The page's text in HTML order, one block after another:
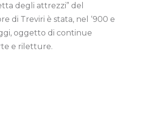
degli attrezzi” del
di Treviri è stata, nel ‘900 e
oggetto di continue
e riletture.